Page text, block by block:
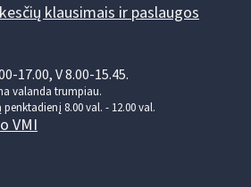
klausimais ir paslaugos
17.00, V 8.00-15.45.
valanda trumpiau.
8.00 val. - 12.00 val.
VMI